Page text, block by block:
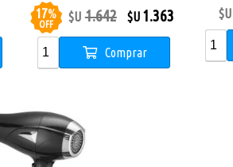
17%
OFF
$U 1.642 $U 1.363
Comprar
$U